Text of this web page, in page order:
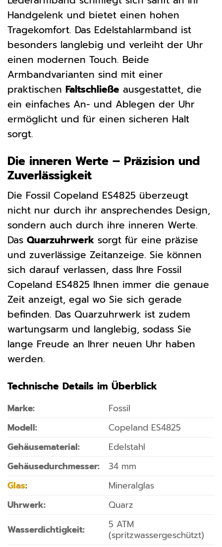
Handgelenk und bietet einen hohen
Tragekomfort. Das Edelstahlarmband ist
besonders langlebig und verleiht der Uhr
einen modernen Touch. Beide
Armbandvarianten sind mit einer
praktischen Faltschließe ausgestattet, die
ein einfaches An- und Ablegen der Uhr
ermöglicht und für einen sicheren Halt
sorgt.
Die inneren Werte – Präzision und
Zuverlässigkeit
Die Fossil Copeland ES4825 überzeugt
nicht nur durch ihr ansprechendes Design,
sondern auch durch ihre inneren Werte.
Das Quarzuhrwerk sorgt für eine präzise
und zuverlässige Zeitanzeige. Sie können
sich darauf verlassen, dass Ihre Fossil
Copeland ES4825 Ihnen immer die genaue
Zeit anzeigt, egal wo Sie sich gerade
befinden. Das Quarzuhrwerk ist zudem
wartungsarm und langlebig, sodass Sie
lange Freude an Ihrer neuen Uhr haben
werden.
Technische Details im Überblick
Marke:
Fossil
Modell:
Copeland ES4825
Gehäusematerial:
Edelstahl
Gehäusedurchmesser:
34 mm
Glas:
Mineralglas
Uhrwerk:
Quarz
Wasserdichtigkeit:
5 ATM
(spritzwassergeschützt)